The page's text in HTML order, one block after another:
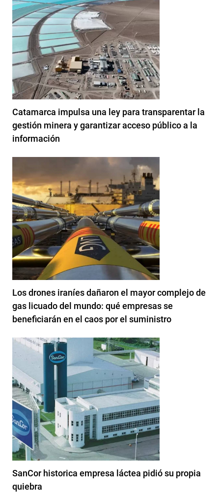
Catamarca impulsa una ley para transparentar la
gestión minera y garantizar acceso público a la
información
Los drones iraníes dañaron el mayor complejo de
gas licuado del mundo: qué empresas se
beneficiarán en el caos por el suministro
SanCor historica empresa láctea pidió su propia
quiebra